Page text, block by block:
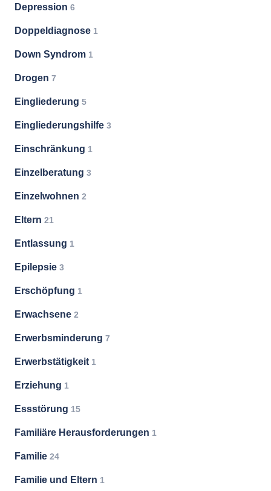
Depression 6
Doppeldiagnose 1
Down Syndrom 1
Drogen 7
Eingliederung 5
Eingliederungshilfe 3
Einschränkung 1
Einzelberatung 3
Einzelwohnen 2
Eltern 21
Entlassung 1
Epilepsie 3
Erschöpfung 1
Erwachsene 2
Erwerbsminderung 7
Erwerbstätigkeit 1
Erziehung 1
Essstörung 15
Familiäre Herausforderungen 1
Familie 24
Familie und Eltern 1